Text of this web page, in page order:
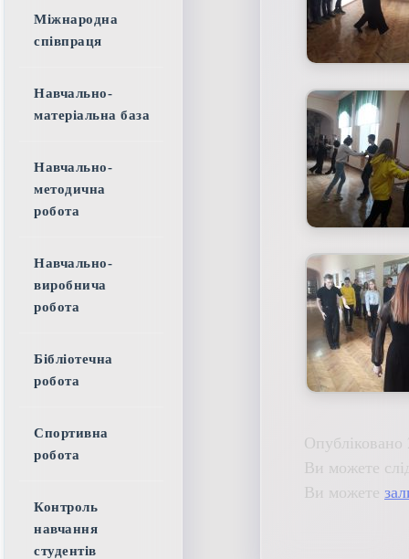
Ви можете
Ви можете
Міжнародна
співпраця
Навчально-
матеріальна база
Навчально-
методична
робота
Навчально-
виробнича
робота
Бібліотечна
робота
Спортивна
робота
Контроль
навчання
студентів